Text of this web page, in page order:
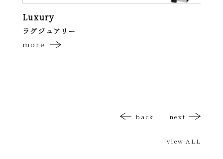
Luxury
ラグジュアリー
more
back next
view ALL